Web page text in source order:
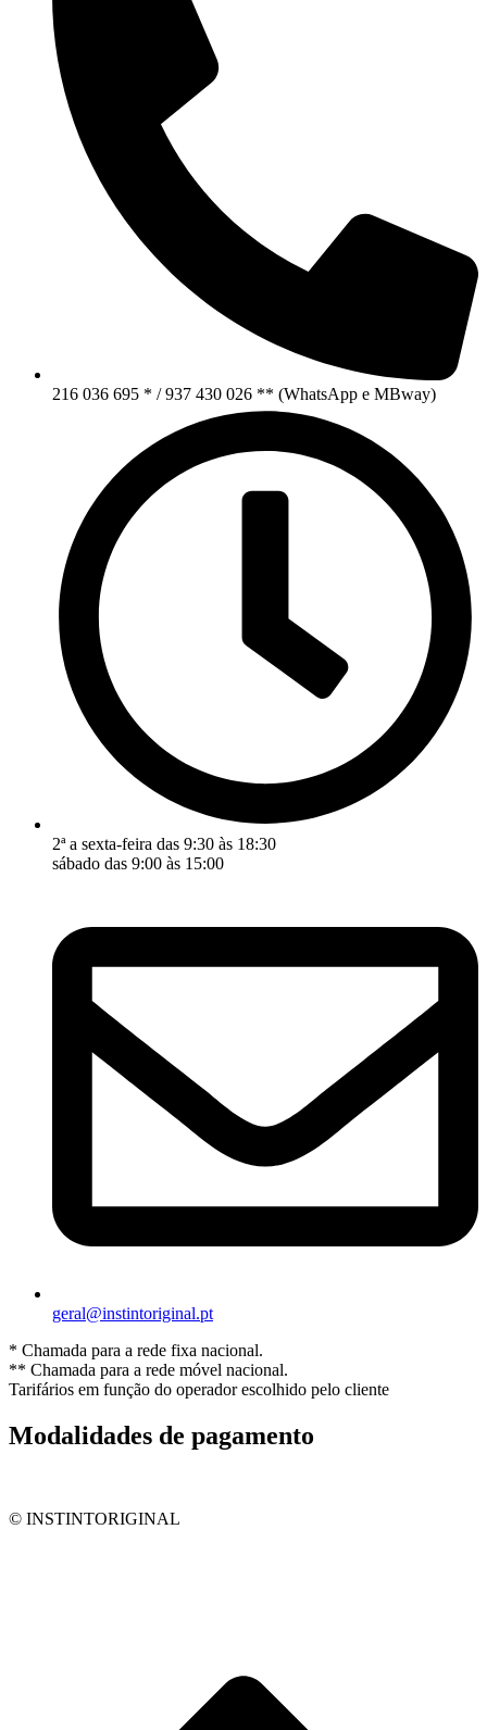
216 036 695 * / 937 430 026 ** (WhatsApp e MBway)
2ª a sexta-feira das 9:30 às 18:30
sábado das 9:00 às 15:00
geral@instintoriginal.pt
* Chamada para a rede fixa nacional.
** Chamada para a rede móvel nacional.
Tarifários em função do operador escolhido pelo cliente
Modalidades de pagamento
© INSTINTORIGINAL